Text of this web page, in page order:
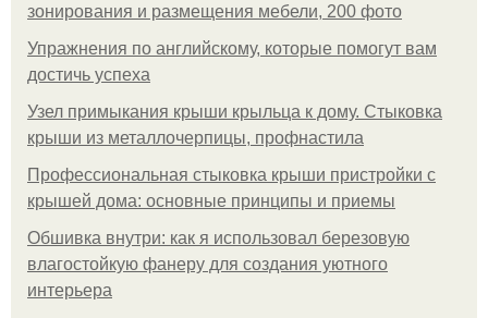
зонирования и размещения мебели, 200 фото
Упражнения по английскому, которые помогут вам
достичь успеха
Узел примыкания крыши крыльца к дому. Стыковка
крыши из металлочерпицы, профнастила
Профессиональная стыковка крыши пристройки с
крышей дома: основные принципы и приемы
Обшивка внутри: как я использовал березовую
влагостойкую фанеру для создания уютного
интерьера